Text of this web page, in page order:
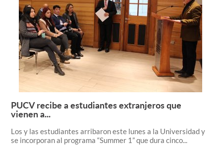
Leer más +
PUCV recibe a estudiantes extranjeros que
vienen a...
Los y las estudiantes arribaron este lunes a la Universidad y
se incorporan al programa “Summer 1” que dura cinco...